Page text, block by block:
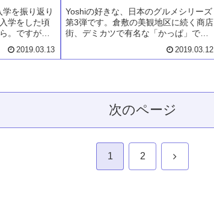
を振り返り
学をした頃
。ですが、
ばかり。そ
2019.03.13
Yoshiの好きな、日本のグルメシリーズ
第3弾です。倉敷の美観地区に続く商店
街、デミカツで有名な「かっぱ」で
倉敷に何度と行きます。ニュージーラ
2019.03.12
次のページ
1 2 次